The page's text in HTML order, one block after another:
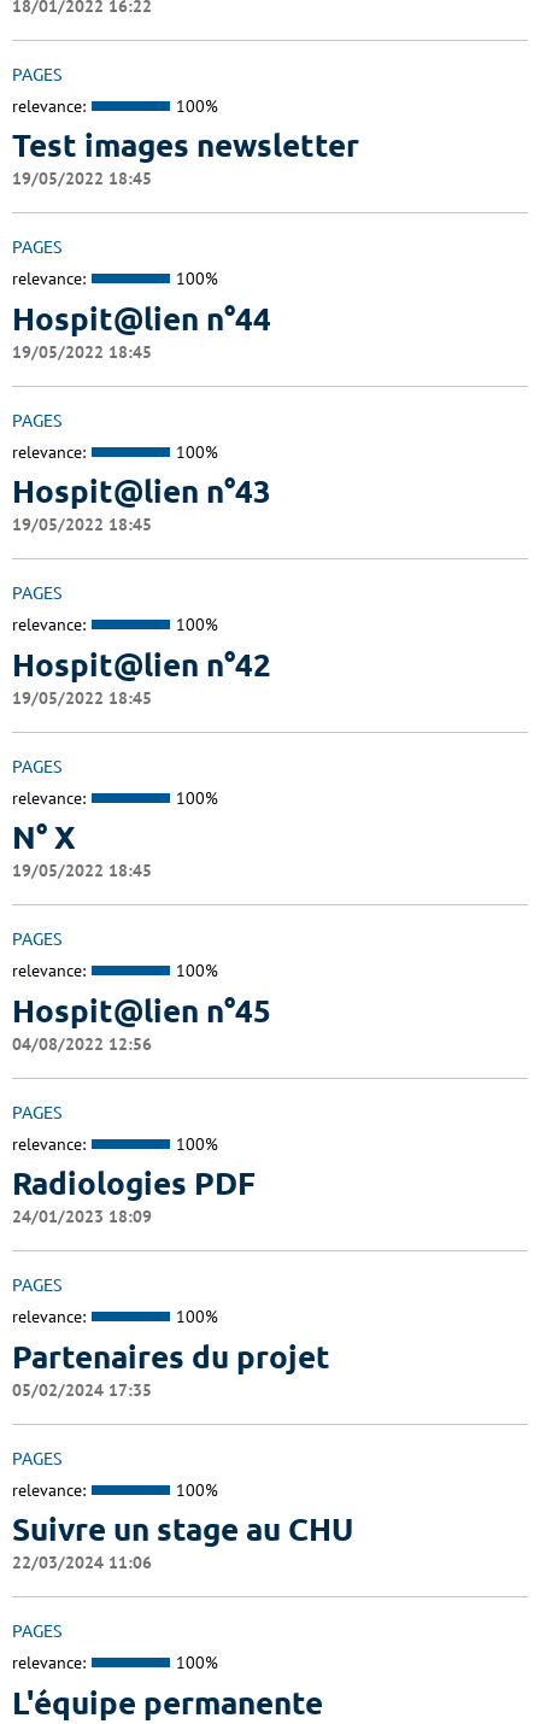
18/01/2022 16:22
PAGES
relevance: 100%
Test images newsletter
19/05/2022 18:45
PAGES
relevance: 100%
Hospit@lien n°44
19/05/2022 18:45
PAGES
relevance: 100%
Hospit@lien n°43
19/05/2022 18:45
PAGES
relevance: 100%
Hospit@lien n°42
19/05/2022 18:45
PAGES
relevance: 100%
N° X
19/05/2022 18:45
PAGES
relevance: 100%
Hospit@lien n°45
04/08/2022 12:56
PAGES
relevance: 100%
Radiologies PDF
24/01/2023 18:09
PAGES
relevance: 100%
Partenaires du projet
05/02/2024 17:35
PAGES
relevance: 100%
Suivre un stage au CHU
22/03/2024 11:06
PAGES
relevance: 100%
L'équipe permanente